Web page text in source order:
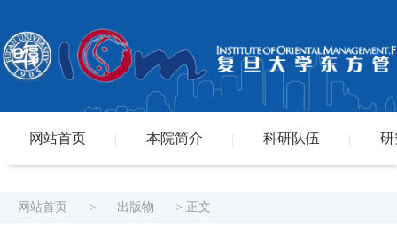
网站首页 本院简介 科研队伍 研
网站首页 > 出版物 > 正文